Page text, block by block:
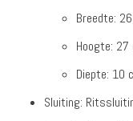
Breedte:
Hoogte: 27
Diepte: 10
Sluiting: